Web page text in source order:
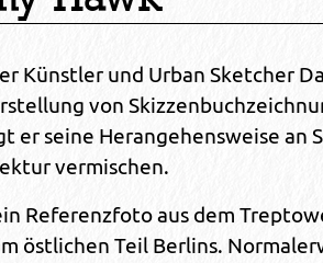
Künstler und Urban Sketcher
von
er seine Herangehensweise an
vermischen.
Referenzfoto aus dem
östlichen Teil Berlins.